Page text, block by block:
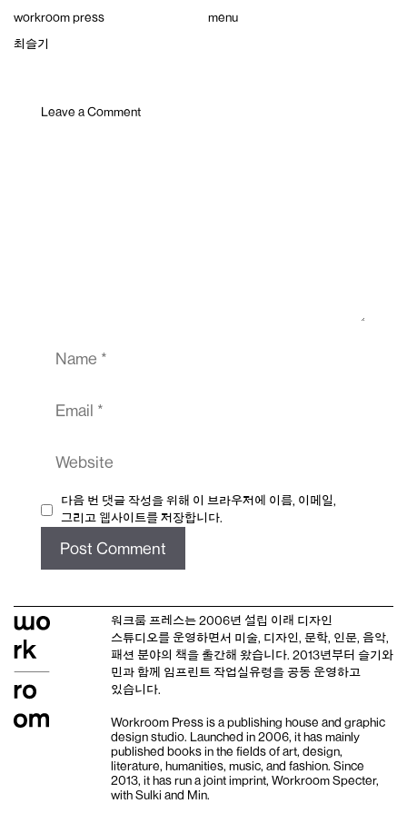
content
workroom press menu
최슬기
Leave a Comment
다음 번 댓글 작성을 위해 이 브라우저에 이름, 이메일,
그리고 웹사이트를 저장합니다.
워크룸 프레스는 2006년 설립 이래 디자인
스튜디오를 운영하면서 미술, 디자인, 문학, 인문, 음악,
패션 분야의 책을 출간해 왔습니다. 2013년부터 슬기와
민과 함께 임프린트 작업실유령을 공동 운영하고
있습니다.
Workroom Press is a publishing house and graphic
design studio. Launched in 2006, it has mainly
published books in the fields of art, design,
literature, humanities, music, and fashion. Since
2013, it has run a joint imprint, Workroom Specter,
with Sulki and Min.